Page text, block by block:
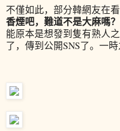
不僅如此，部分韓網友在
香煙吧，難道不是大麻嗎
能原本是想發到隻有熟人
了，傳到公開SNS了。一時